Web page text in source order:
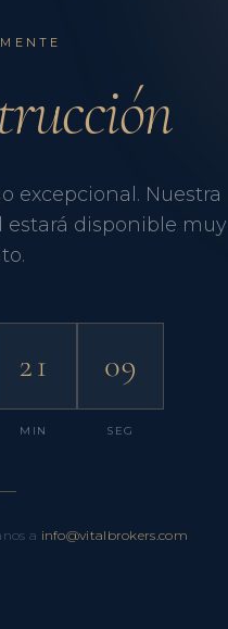
excepcional. Nuestra
disponible muy
21
MIN
09
SEG
a info@vitalbrokers.com